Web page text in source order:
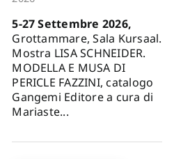
5-27 Settembre 2026,
Grottammare, Sala Kursaal.
Mostra LISA SCHNEIDER.
MODELLA E MUSA DI
PERICLE FAZZINI, catalogo
Gangemi Editore a cura di
Mariaste...